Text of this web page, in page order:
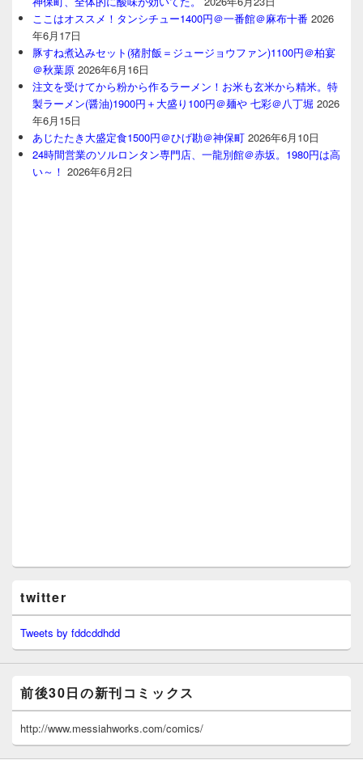
ここはオススメ！タンシチュー1400円＠一番館＠麻布十番 2026
年6月17日
豚すね煮込みセット(猪肘飯＝ジュージョウファン)1100円＠柏宴
＠秋葉原 2026年6月16日
注文を受けてから粉から作るラーメン！お米も玄米から精米。特
製ラーメン(醤油)1900円＋大盛り100円＠麺や 七彩＠八丁堀 2026
年6月15日
あじたたき大盛定食1500円＠ひげ勘＠神保町 2026年6月10日
24時間営業のソルロンタン専門店、一龍別館＠赤坂。1980円は高
い～！ 2026年6月2日
twitter
Tweets by fddcddhdd
前後30日の新刊コミックス
http://www.messiahworks.com/comics/